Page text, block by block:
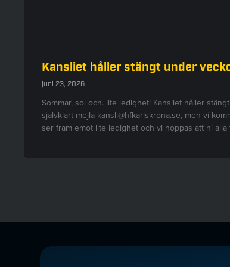
Kansliet håller stängt under
juni 23, 2026
Sommar, sol och. lite ledighet! Kansliet håller
självklart mejla kansli@hfkarlskrona.se, men vi
ser fram emot lite ledighet och vi hoppas att ni alla